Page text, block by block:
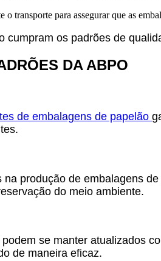
o transporte para assegurar que as
cumpram os padrões de
DA ABPO
de embalagens de papelão
produção de embalagens
do meio ambiente.
se manter atualizados
de maneira eficaz.